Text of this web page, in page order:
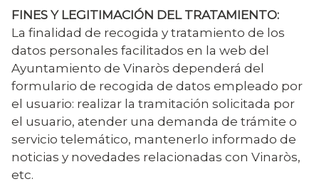
FINES Y LEGITIMACIÓN DEL TRATAMIENTO:
La finalidad de recogida y tratamiento de los
datos personales facilitados en la web del
Ayuntamiento de Vinaròs dependerá del
formulario de recogida de datos empleado por
el usuario: realizar la tramitación solicitada por
el usuario, atender una demanda de trámite o
servicio telemático, mantenerlo informado de
noticias y novedades relacionadas con Vinaròs,
etc.